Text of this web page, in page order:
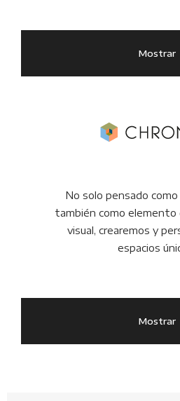
Mostrar
No solo pensado
también como elemento
visual, crearemos y
espacios
Mostrar